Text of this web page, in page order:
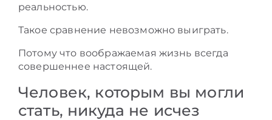
реальностью.
Такое сравнение невозможно выиграть.
Потому что воображаемая жизнь всегда
совершеннее настоящей.
Человек, которым вы могли
стать, никуда не исчез